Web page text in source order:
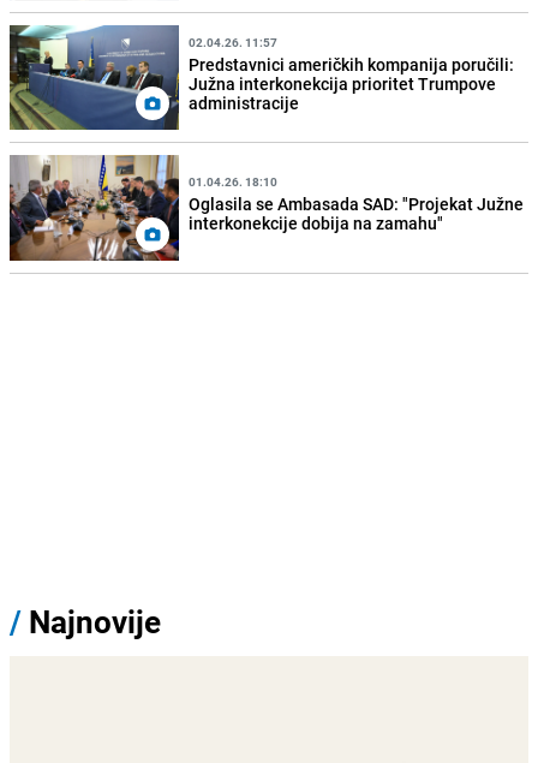
02.04.26. 11:57
Predstavnici američkih kompanija poručili:
Južna interkonekcija prioritet Trumpove
administracije
01.04.26. 18:10
Oglasila se Ambasada SAD: "Projekat Južne
interkonekcije dobija na zamahu"
/ Najnovije